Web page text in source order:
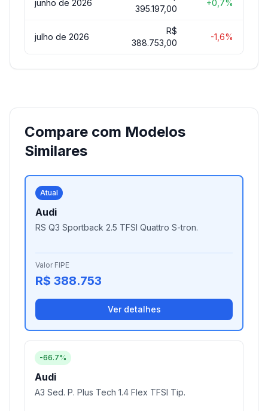
junho de 2026
395.197,00
+0,7%
julho de 2026
R$
388.753,00
-1,6%
Compare com Modelos
Similares
Atual
Audi
RS Q3 Sportback 2.5 TFSI Quattro S-tron.
Valor FIPE
R$ 388.753
Ver detalhes
-66.7%
Audi
A3 Sed. P. Plus Tech 1.4 Flex TFSI Tip.